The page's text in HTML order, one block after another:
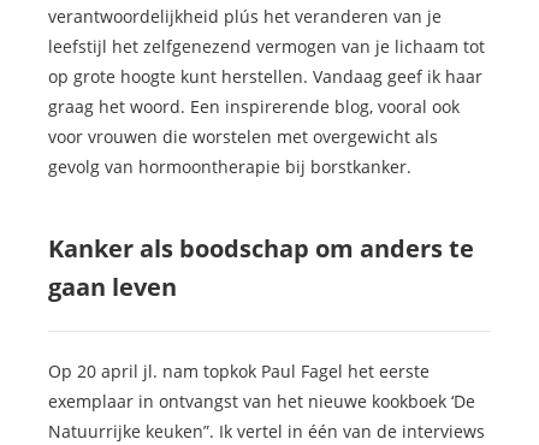
verantwoordelijkheid plús het veranderen van je
leefstijl het zelfgenezend vermogen van je lichaam tot
op grote hoogte kunt herstellen. Vandaag geef ik haar
graag het woord. Een inspirerende blog, vooral ook
voor vrouwen die worstelen met overgewicht als
gevolg van hormoontherapie bij borstkanker.
Kanker als boodschap om anders te
gaan leven
Op 20 april jl. nam topkok Paul Fagel het eerste
exemplaar in ontvangst van het nieuwe kookboek ‘De
Natuurrijke keuken”. Ik vertel in één van de interviews